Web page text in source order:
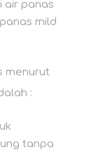
air panas
mild
menurut
:
tanpa